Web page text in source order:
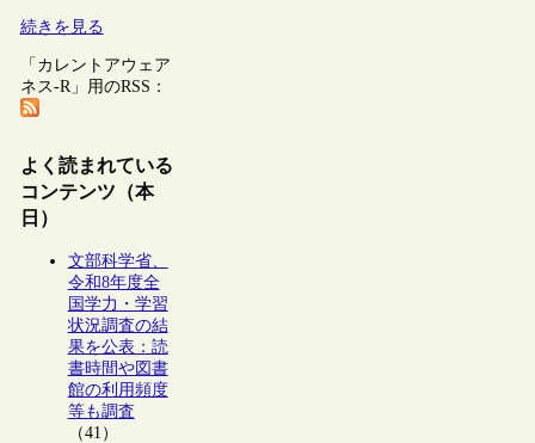
続きを見る
「カレントアウェア
ネス-R」用のRSS：
よく読まれている
コンテンツ（本
日）
文部科学省、
令和8年度全
国学力・学習
状況調査の結
果を公表：読
書時間や図書
館の利用頻度
等も調査
（41）